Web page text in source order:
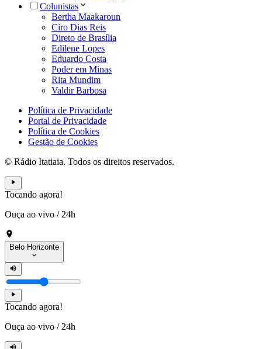
Colunistas
Bertha Maakaroun
Ciro Dias Reis
Direto de Brasília
Edilene Lopes
Eduardo Costa
Poder em Minas
Rita Mundim
Valdir Barbosa
Política de Privacidade
Portal de Privacidade
Política de Cookies
Gestão de Cookies
© Rádio Itatiaia. Todos os direitos reservados.
Tocando agora!
Ouça ao vivo / 24h
Belo Horizonte
Tocando agora!
Ouça ao vivo / 24h